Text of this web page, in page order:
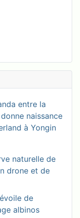
entre la
naissance
à Yongin
naturelle de
drone et de
de
albinos